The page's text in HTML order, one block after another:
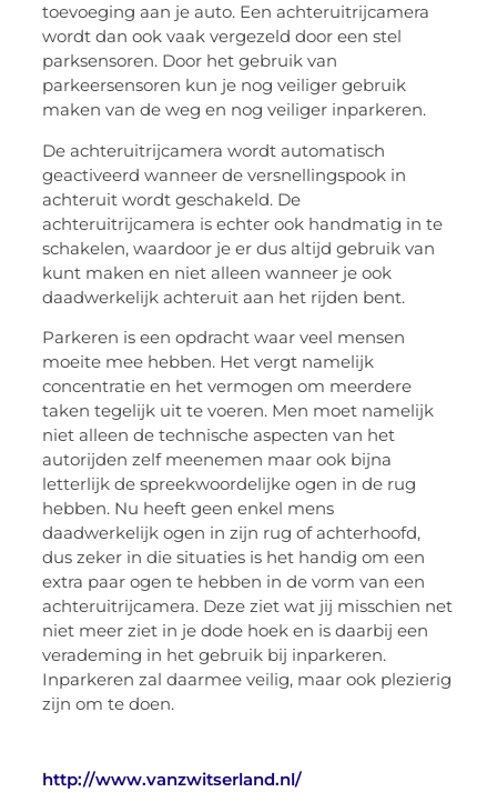
toevoeging aan je auto. Een achteruitrijcamera
wordt dan ook vaak vergezeld door een stel
parksensoren. Door het gebruik van
parkeersensoren kun je nog veiliger gebruik
maken van de weg en nog veiliger inparkeren.
De achteruitrijcamera wordt automatisch
geactiveerd wanneer de versnellingspook in
achteruit wordt geschakeld. De
achteruitrijcamera is echter ook handmatig in te
schakelen, waardoor je er dus altijd gebruik van
kunt maken en niet alleen wanneer je ook
daadwerkelijk achteruit aan het rijden bent.
Parkeren is een opdracht waar veel mensen
moeite mee hebben. Het vergt namelijk
concentratie en het vermogen om meerdere
taken tegelijk uit te voeren. Men moet namelijk
niet alleen de technische aspecten van het
autorijden zelf meenemen maar ook bijna
letterlijk de spreekwoordelijke ogen in de rug
hebben. Nu heeft geen enkel mens
daadwerkelijk ogen in zijn rug of achterhoofd,
dus zeker in die situaties is het handig om een
extra paar ogen te hebben in de vorm van een
achteruitrijcamera. Deze ziet wat jij misschien net
niet meer ziet in je dode hoek en is daarbij een
verademing in het gebruik bij inparkeren.
Inparkeren zal daarmee veilig, maar ook plezierig
zijn om te doen.
http://www.vanzwitserland.nl/